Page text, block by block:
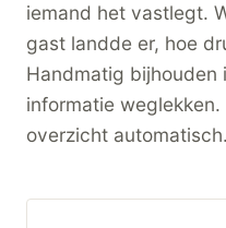
iemand het vastlegt.
gast landde er, hoe
Handmatig bijhouden
informatie
overzicht automatisch.